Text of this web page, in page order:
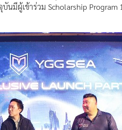
บันมีผู้เข้าร่วม Scholarship